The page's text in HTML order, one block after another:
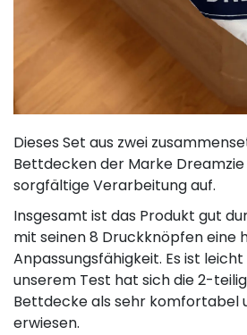
Dieses Set aus zwei
Bettdecken der Marke
sorgfältige Verarbeitung auf.
Insgesamt ist das Produkt gut
mit seinen 8 Druckknöpfen eine
Anpassungsfähigkeit. Es ist
unserem Test hat sich die 2-
Bettdecke als sehr komfortabel
erwiesen.